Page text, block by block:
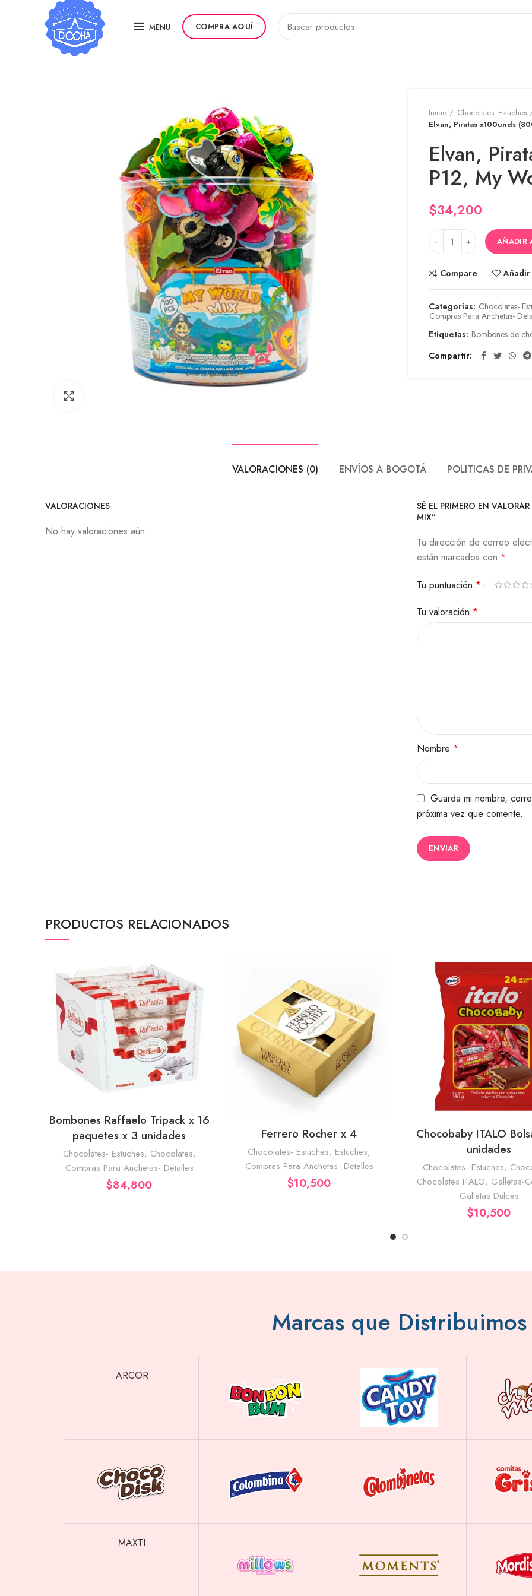
MENU COMPRA AQUÍ
Inicio Chocolates- Estuches
Elvan, Piratas x100unds
Elvan,
P12, My
$34,200
AÑADIR
Compare Añadir
Categorías: Chocolates-
Compras Para Anchetas-
Etiquetas: Bombones de
Compartir
VALORACIONES (0) ENVÍOS A BOGOTÁ POLITICAS DE
VALORACIONES
No hay valoraciones aún.
SÉ EL PRIMERO EN
MIX”
Tu dirección de correo
están marcados con *
Tu puntuación *
Tu valoración *
Nombre *
Guarda mi nombre,
próxima vez que comente.
PRODUCTOS RELACIONADOS
AÑADIR AL CARRITO
Bombones Raffaelo Tripack x 16
paquetes x 3 unidades
Chocolates- Estuches, Chocolates,
Compras Para Anchetas- Detalles
$84,800
AÑADIR AL CARRITO
Ferrero Rocher x 4
Chocolates- Estuches, Estuches,
Compras Para Anchetas- Detalles
$10,500
AÑADIR AL
Chocobaby ITALO
unidades
Chocolates- Estuches,
Chocolates ITALO, Galletas-
Galletas Dulces
$10,500
Marcas que Distribuimos
ARCOR
MAXTI